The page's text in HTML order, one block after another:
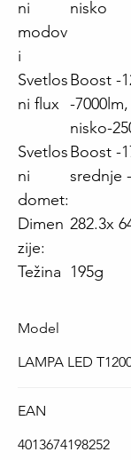
ni
modov
i
nisko
Svetlos
ni flux
Boost -
-
nisko-
Svetlos
ni
domet:
Boost -
srednje
Dimen
zije:
282.3x
Težina 195g
Model
LAMPA LED
EAN
4013674198252